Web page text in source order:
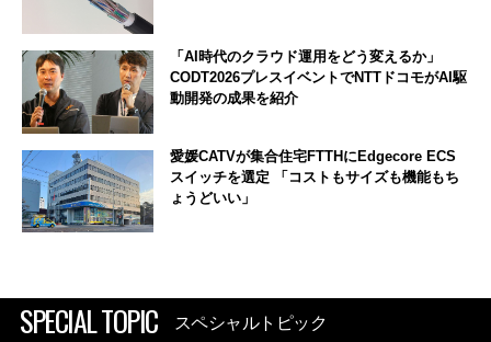
「AI時代のクラウド運用をどう変えるか」
CODT2026プレスイベントでNTTドコモがAI駆
動開発の成果を紹介
愛媛CATVが集合住宅FTTHにEdgecore ECS
スイッチを選定 「コストもサイズも機能もち
ょうどいい」
SPECIAL TOPIC スペシャルトピック